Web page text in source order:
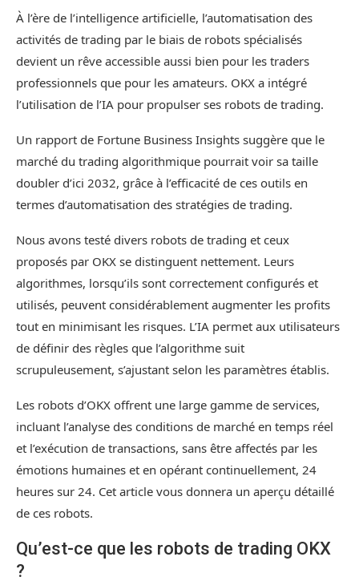
À l’ère de l’intelligence artificielle, l’automatisation des
activités de trading par le biais de robots spécialisés
devient un rêve accessible aussi bien pour les traders
professionnels que pour les amateurs. OKX a intégré
l’utilisation de l’IA pour propulser ses robots de trading.
Un rapport de Fortune Business Insights suggère que le
marché du trading algorithmique pourrait voir sa taille
doubler d’ici 2032, grâce à l’efficacité de ces outils en
termes d’automatisation des stratégies de trading.
Nous avons testé divers robots de trading et ceux
proposés par OKX se distinguent nettement. Leurs
algorithmes, lorsqu’ils sont correctement configurés et
utilisés, peuvent considérablement augmenter les profits
tout en minimisant les risques. L’IA permet aux utilisateurs
de définir des règles que l’algorithme suit
scrupuleusement, s’ajustant selon les paramètres établis.
Les robots d’OKX offrent une large gamme de services,
incluant l’analyse des conditions de marché en temps réel
et l’exécution de transactions, sans être affectés par les
émotions humaines et en opérant continuellement, 24
heures sur 24. Cet article vous donnera un aperçu détaillé
de ces robots.
Qu’est-ce que les robots de trading OKX
?